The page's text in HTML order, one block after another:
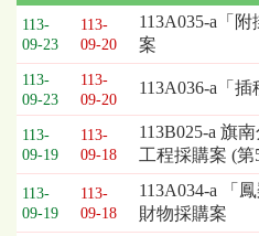
招
標
採
購
列
表，
欄
位
依
序
113-
09-23
113-
09-20
113A035-a「
案
113-
09-23
113-
09-20
113A036-a「
113-
09-19
113-
09-18
113B025-a 旗
工程採購案 (第
113-
09-19
113-
09-18
113A034-a 「
財物採購案